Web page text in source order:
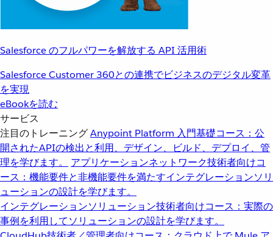
Salesforce のフルパワーを解放する API 活用術
Salesforce Customer 360との連携でビジネスのデジタル変革
を実現
eBookを読む
サービス
注目のトレーニングAnypoint Platform 入門基礎コース：公
開されたAPIの検出と利用、デザイン、ビルド、デプロイ、管
理を学びます。
アプリケーションネットワーク技術者向けコ
ース：機能要件と非機能要件を満たすインテグレーションソリ
ューションの設計を学びます。
インテグレーションソリューション技術者向けコース：実際の
事例を利用してソリューションの設計を学びます。